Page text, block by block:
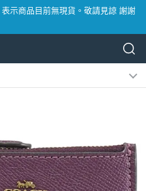
示商品目前無現貨。敬請見諒 謝謝